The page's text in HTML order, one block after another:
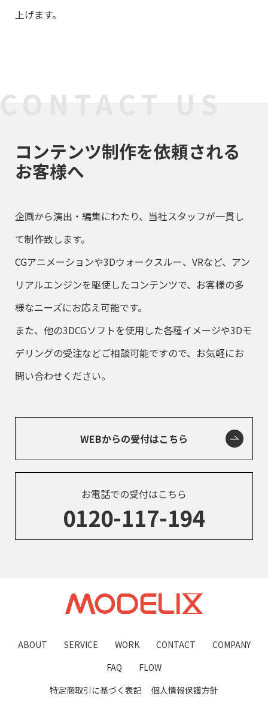
上げます。
CONTACT US
コンテンツ制作を依頼される
お客様へ
企画から演出・編集にわたり、当社スタッフが一貫し
て制作致します。
CGアニメーションや3Dウォークスルー、VRなど、アン
リアルエンジンを駆使したコンテンツで、お客様の多
様なニーズにお応え可能です。
また、他の3DCGソフトを使用した各種イメージや3Dモ
デリングの受注などご相談可能ですので、お気軽にお
問い合わせください。
WEBからの受付はこちら
お電話での受付はこちら
0120-117-194
ABOUT SERVICE WORK CONTACT
COMPANY
FAQ
FLOW
特定商取引に基づく表記
個人情報保護方針